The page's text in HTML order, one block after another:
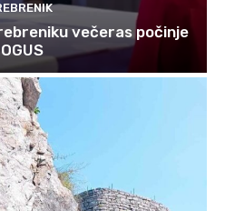
večeras počinje
OGUS